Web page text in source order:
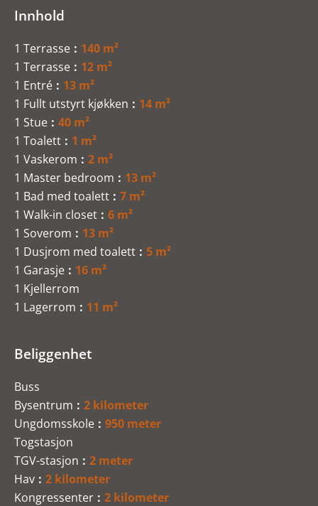
Innhold
1 Terrasse
140 m²
1 Terrasse
12 m²
1 Entré
13 m²
1 Fullt utstyrt kjøkken
14 m²
1 Stue
40 m²
1 Toalett
1 m²
1 Vaskerom
2 m²
1 Master bedroom
13 m²
1 Bad med toalett
7 m²
1 Walk-in closet
6 m²
1 Soverom
13 m²
1 Dusjrom med toalett
5 m²
1 Garasje
16 m²
1 Kjellerrom
1 Lagerrom
11 m²
Beliggenhet
Buss
Bysentrum
2 kilometer
Ungdomsskole
950 meter
Togstasjon
TGV-stasjon
2 meter
Hav
2 kilometer
Kongressenter
2 kilometer